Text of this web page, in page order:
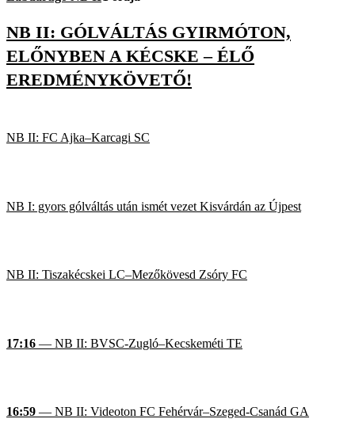
NB II: GÓLVÁLTÁS GYIRMÓTON,
ELŐNYBEN A KÉCSKE – ÉLŐ
EREDMÉNYKÖVETŐ!
NB II: FC Ajka–Karcagi SC
NB I: gyors gólváltás után ismét vezet Kisvárdán az Újpest
NB II: Tiszakécskei LC–Mezőkövesd Zsóry FC
17:16 — NB II: BVSC-Zugló–Kecskeméti TE
16:59 — NB II: Videoton FC Fehérvár–Szeged-Csanád GA